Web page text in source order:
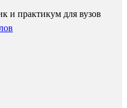
и практикум для вузов